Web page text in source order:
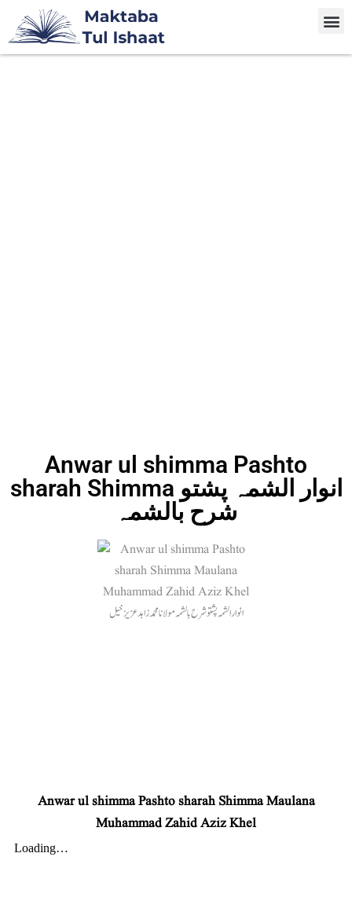
Anwar ul shimma Pashto
sharah Shimma انوار الشمہ پشتو
شرح بالشمہ
Anwar ul shimma Pashto sharah Shimma Maulana
Muhammad Zahid Aziz Khel